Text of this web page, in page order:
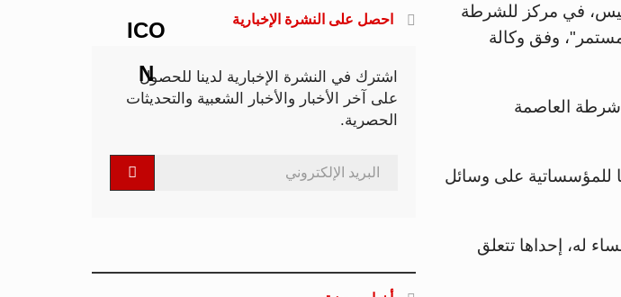
في مركز للشرطة
مستمر"، وفق وكالة
شرطة العاصمة
أصبح مؤثرا مناهضا للمؤسساتية على وسائل
منتصف سبتمبر، كشفت "صنداي تايمز" وقناة "تشانل 4" اتهامات 4 نساء له، إحداها تتعلق
احصل على النشرة الإخبارية
اشترك في النشرة الإخبارية لدينا للحصول
على آخر الأخبار والأخبار الشعبية والتحديثات
الحصرية.